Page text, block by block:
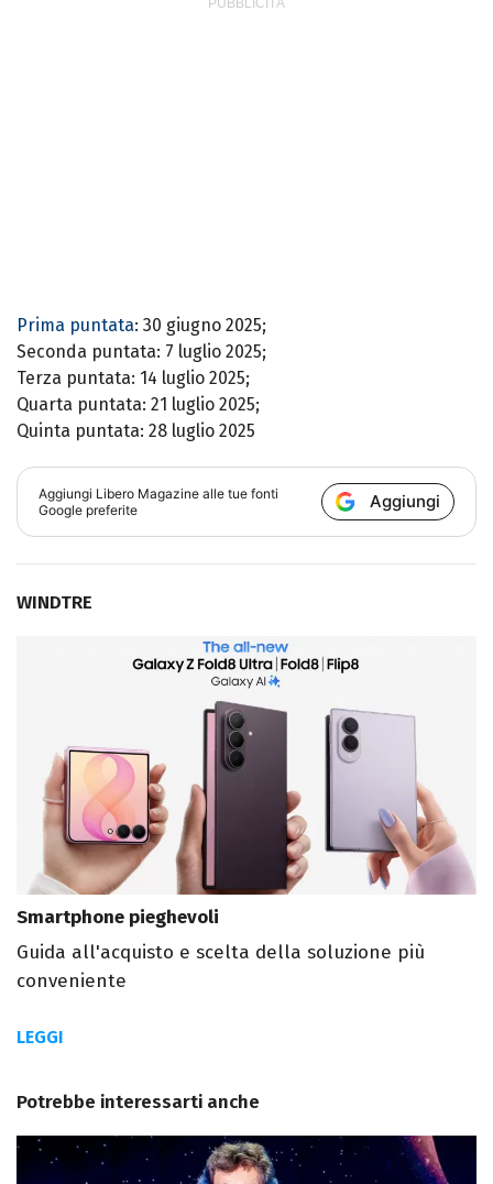
Prima puntata: 30 giugno 2025;
Seconda puntata: 7 luglio 2025;
Terza puntata: 14 luglio 2025;
Quarta puntata: 21 luglio 2025;
Quinta puntata: 28 luglio 2025
Aggiungi Libero Magazine alle tue fonti
Google preferite
Aggiungi
WINDTRE
Smartphone pieghevoli
Guida all'acquisto e scelta della soluzione più
conveniente
LEGGI
Potrebbe interessarti anche